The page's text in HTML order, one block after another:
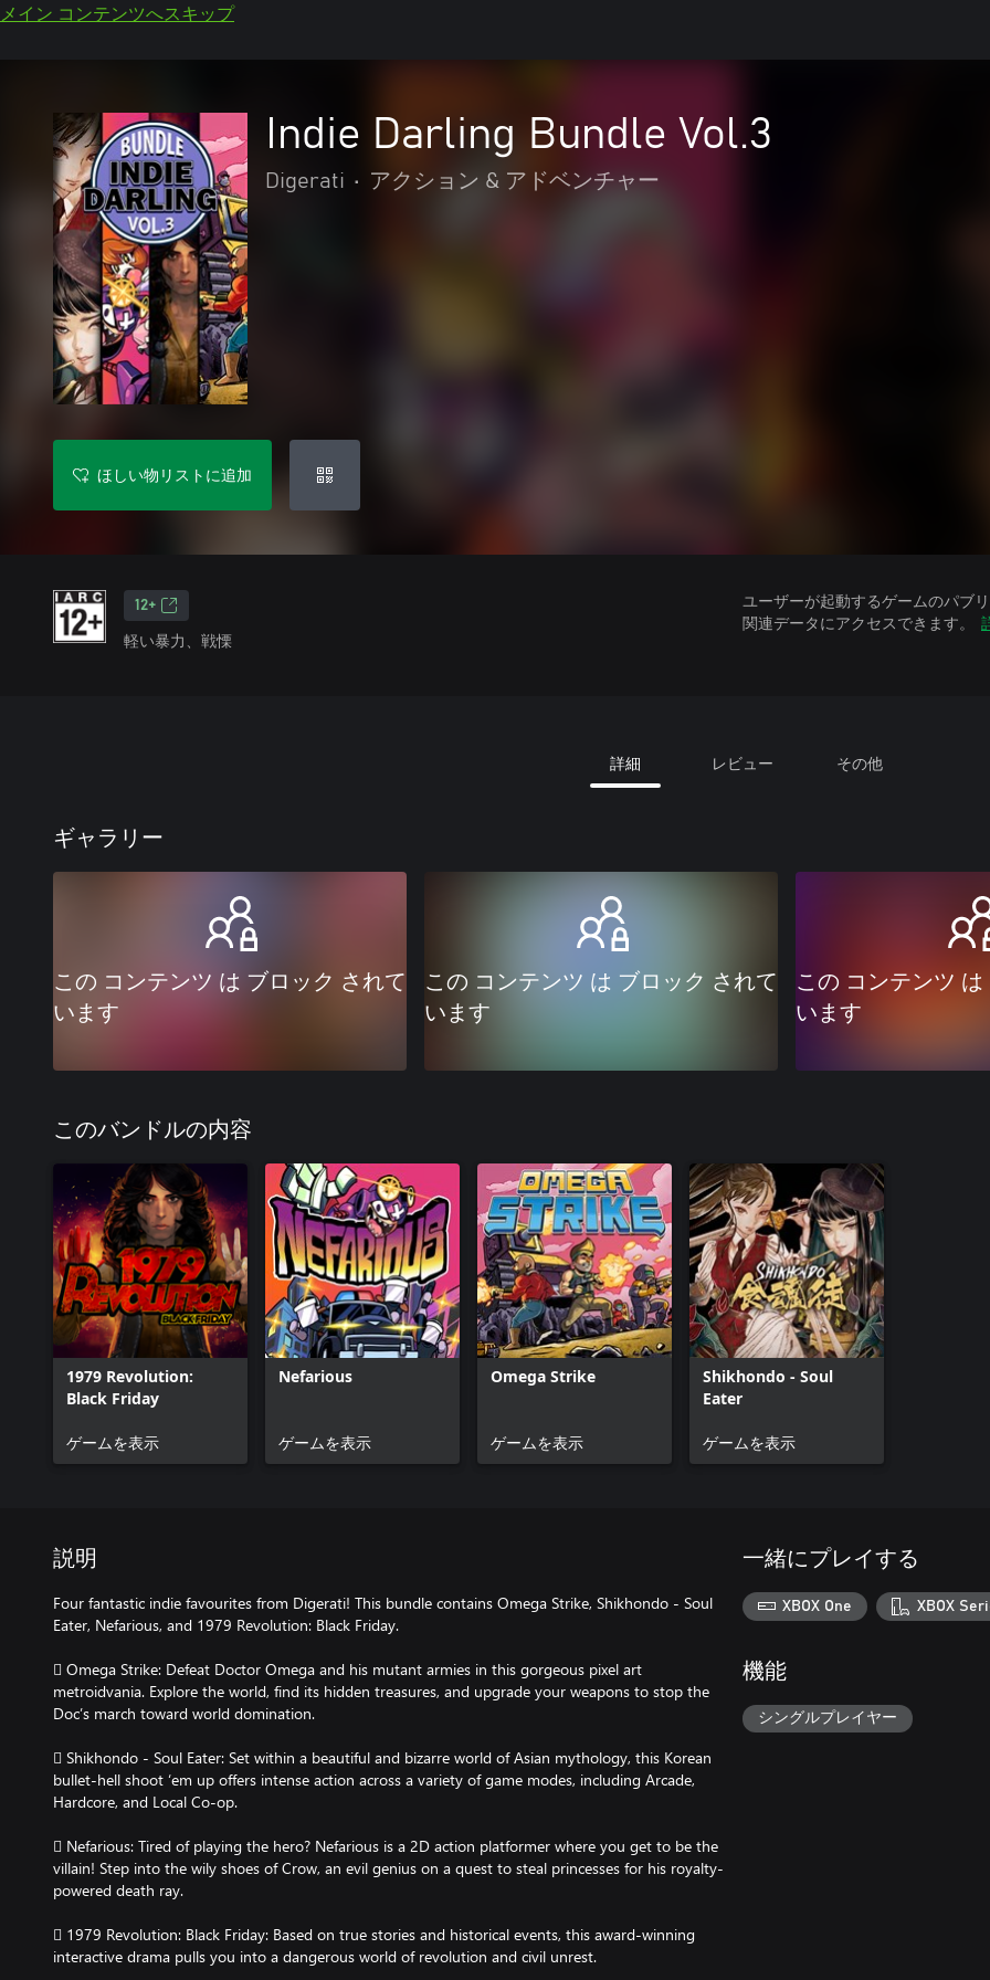
メイン コンテンツへスキップ
Indie Darling Bundle Vol.3
Digerati • アクション & アドベンチャー
ほしい物リストに追加
12+
軽い暴力、戦慄
ユーザーが起動するゲームのパブ
関連データにアクセスできます。
詳細 レビュー その他
ギャラリー
この コンテンツ は ブロック されて
います
この コンテンツ は ブロック されて
います
この コンテンツ
います
このバンドルの内容
1979 Revolution:
Black Friday
ゲームを表示
Nefarious
ゲームを表示
Omega Strike
ゲームを表示
Shikhondo - Soul
Eater
ゲームを表示
説明
Four fantastic indie favourites from Digerati! This bundle contains Omega Strike, Shikhondo - Soul
Eater, Nefarious, and 1979 Revolution: Black Friday.
 Omega Strike: Defeat Doctor Omega and his mutant armies in this gorgeous pixel art
metroidvania. Explore the world, find its hidden treasures, and upgrade your weapons to stop the
Doc’s march toward world domination.
 Shikhondo - Soul Eater: Set within a beautiful and bizarre world of Asian mythology, this Korean
bullet-hell shoot ‘em up offers intense action across a variety of game modes, including Arcade,
Hardcore, and Local Co-op.
 Nefarious: Tired of playing the hero? Nefarious is a 2D action platformer where you get to be the
villain! Step into the wily shoes of Crow, an evil genius on a quest to steal princesses for his royalty-
powered death ray.
 1979 Revolution: Black Friday: Based on true stories and historical events, this award-winning
一緒にプレイする
XBOX One XBOX
機能
シングルプレイヤー